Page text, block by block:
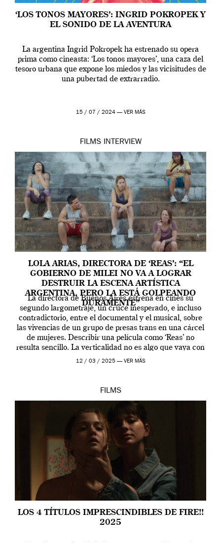
‘LOS TONOS MAYORES’: INGRID POKROPEK Y
EL SONIDO DE LA AVENTURA
La argentina Ingrid Pokropek ha estrenado su opera
prima como cineasta: ‘Los tonos mayores’, una caza del
tesoro urbana que expone los miedos y las vicisitudes de
una pubertad de extrarradio.
15 / 07 / 2024 — VER MÁS
FILMS INTERVIEW
LOLA ARIAS, DIRECTORA DE ‘REAS’: “EL
GOBIERNO DE MILEI NO VA A LOGRAR
DESTRUIR LA ESCENA ARTÍSTICA
ARGENTINA, PERO LA ESTÁ GOLPEANDO
DURAMENTE”
La directora de Buenos Aires estrena en cines su
segundo largometraje, un cruce inesperado, e incluso
contradictorio, entre el documental y el musical, sobre
las vivencias de un grupo de presas trans en una cárcel
de mujeres. Describir una película como ‘Reas’ no
resulta sencillo. La verticalidad no es algo que vaya con
la artista, […]
12 / 03 / 2025 — VER MÁS
FILMS
LOS 4 TÍTULOS IMPRESCINDIBLES DE FIRE!!
2025